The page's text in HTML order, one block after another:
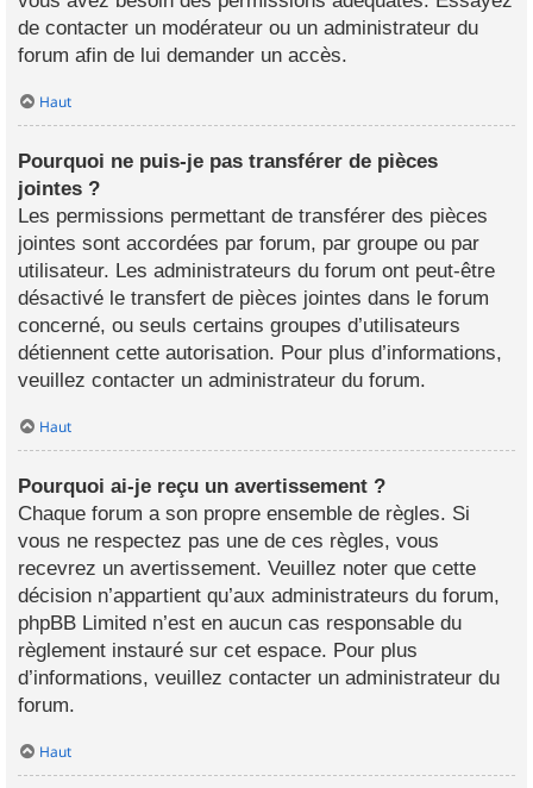
de contacter un modérateur ou un administrateur du
forum afin de lui demander un accès.
Haut
Pourquoi ne puis-je pas transférer de pièces
jointes ?
Les permissions permettant de transférer des pièces
jointes sont accordées par forum, par groupe ou par
utilisateur. Les administrateurs du forum ont peut-être
désactivé le transfert de pièces jointes dans le forum
concerné, ou seuls certains groupes d’utilisateurs
détiennent cette autorisation. Pour plus d’informations,
veuillez contacter un administrateur du forum.
Haut
Pourquoi ai-je reçu un avertissement ?
Chaque forum a son propre ensemble de règles. Si
vous ne respectez pas une de ces règles, vous
recevrez un avertissement. Veuillez noter que cette
décision n’appartient qu’aux administrateurs du forum,
phpBB Limited n’est en aucun cas responsable du
règlement instauré sur cet espace. Pour plus
d’informations, veuillez contacter un administrateur du
forum.
Haut